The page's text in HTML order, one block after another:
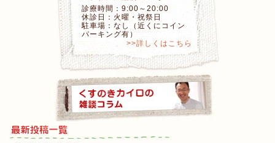
診療時間：9:00～20:00
休診日：火曜・祝祭日
駐車場：なし（近くにコイン
パーキング有）
>>詳しくはこちら